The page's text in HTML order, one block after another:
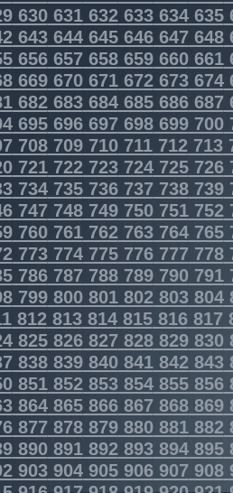
630631632633634635
643644645646647648
656657658659660661
669670671672673674
682683684685686687
695696697698699700
708709710711712713
721722723724725726
734735736737 738739
747748749750751752
760761762763764765
773774775776777 778
786787788789790791
799800801802803804
812813814815816817
825826827 828829830
838839840841842843
851852853854855856
864865866867 868869
877 878879880 881882
890891892893894895
903904905906907 908